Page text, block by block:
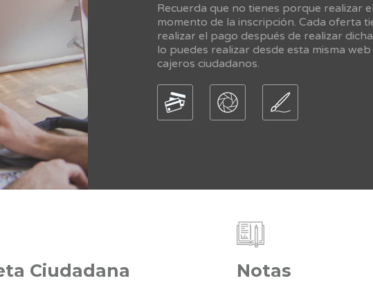
Recuerda que no tienes porque realizar
momento de la inscripción. Cada oferta
realizar el pago después de realizar
lo puedes realizar desde esta misma
cajeros ciudadanos.
Ciudadana Notas